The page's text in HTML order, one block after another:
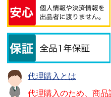
代理購入とは
代理購入のため、商